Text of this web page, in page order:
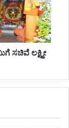
ಸಚಿವೆ ಲಕ್ಷ್ಮೀ